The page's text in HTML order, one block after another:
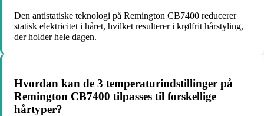
Den antistatiske teknologi på Remington CB7400 reducerer
statisk elektricitet i håret, hvilket resulterer i krølfrit hårstyling,
der holder hele dagen.
Hvordan kan de 3 temperaturindstillinger på
Remington CB7400 tilpasses til forskellige
hårtyper?